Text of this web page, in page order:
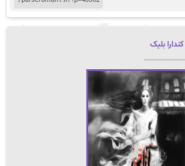
کندارا بلیک